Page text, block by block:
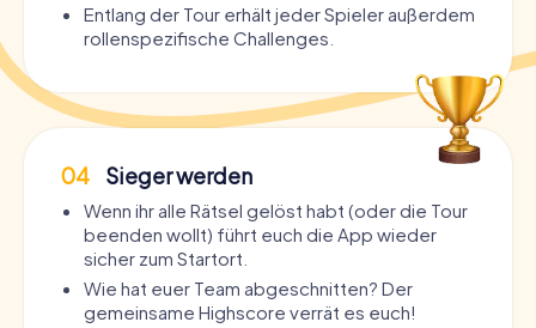
Entlang der Tour erhält jeder Spieler außerdem
rollenspezifische Challenges.
04 Sieger werden
Wenn ihr alle Rätsel gelöst habt (oder die Tour
beenden wollt) führt euch die App wieder
sicher zum Startort.
Wie hat euer Team abgeschnitten? Der
gemeinsame Highscore verrät es euch!